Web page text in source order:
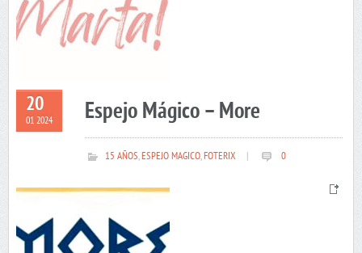
20
01 2024 Espejo Mágico – More
15 AÑOS,ESPEJO MAGICO,FOTERIX 0